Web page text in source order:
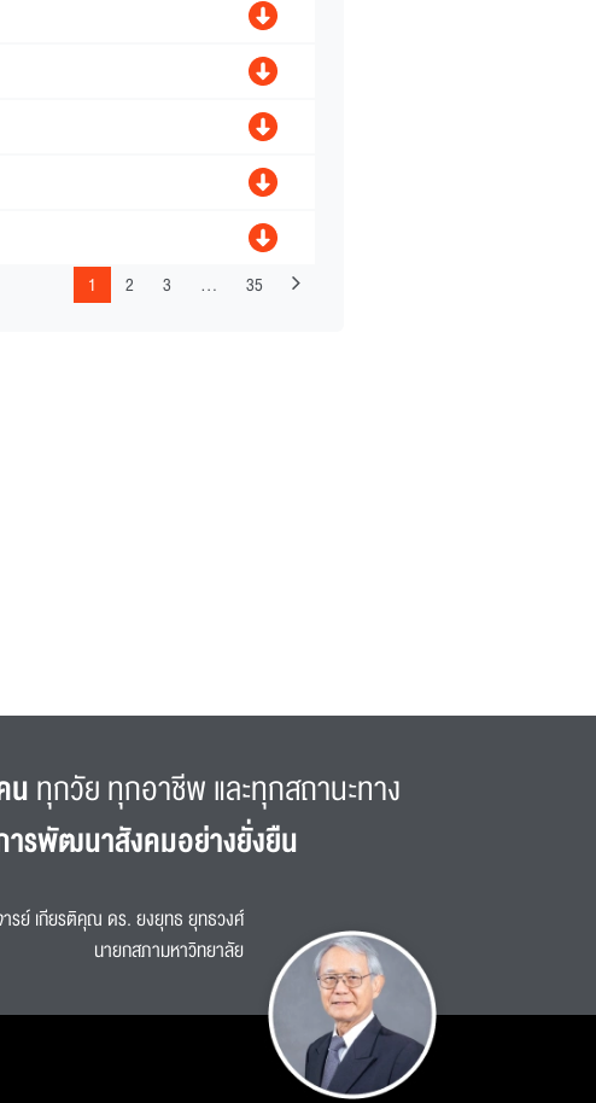
1 2 3 … 35
นทุกวัย ทุกอาชีพ และทุกสถานะทาง
ารพัฒนาสังคมอย่างยั่งยืน
รย์ เกียรติคุณ ดร. ยงยุทธ ยุทธวงศ์
นายกสภามหาวิทยาลัย